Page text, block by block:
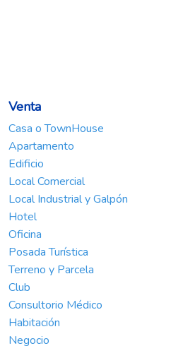
Venta
Casa o TownHouse
Apartamento
Edificio
Local Comercial
Local Industrial y Galpón
Hotel
Oficina
Posada Turística
Terreno y Parcela
Club
Consultorio Médico
Habitación
Negocio